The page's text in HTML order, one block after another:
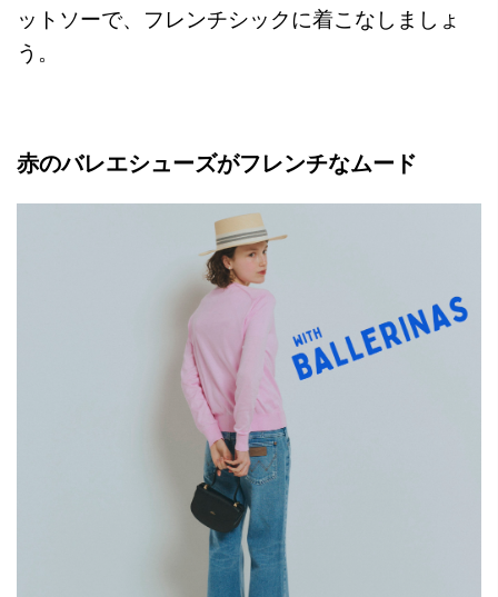
ットソーで、フレンチシックに着こなしましょ
う。
赤のバレエシューズがフレンチなムード